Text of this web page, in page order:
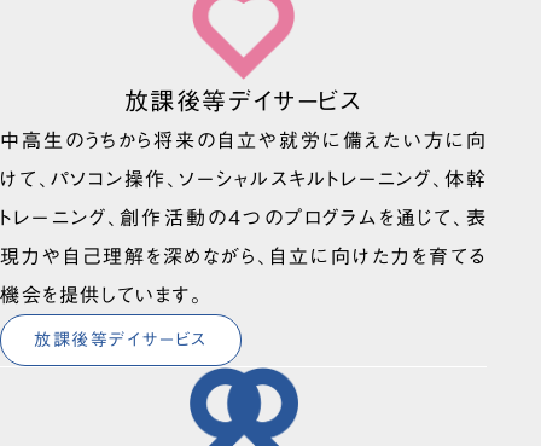
放課後等デイサービス
中高生のうちから将来の自立や就労に備えたい方に向
けて、パソコン操作、ソーシャルスキルトレーニング、体幹
トレーニング、創作活動の4つのプログラムを通じて、表
現力や自己理解を深めながら、自立に向けた力を育てる
機会を提供しています。
放課後等デイサービス